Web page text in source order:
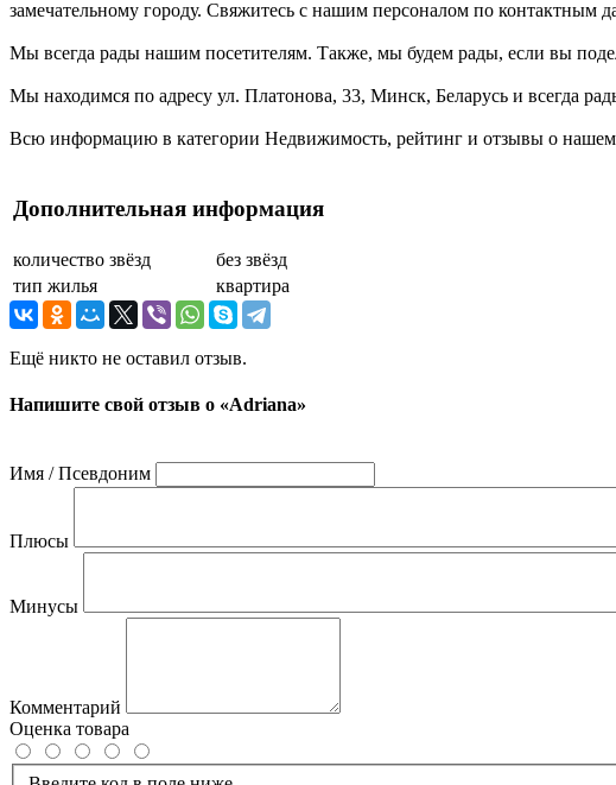
замечательному городу. Свяжитесь с нашим персоналом по контактным
Мы всегда рады нашим посетителям. Также, мы будем рады, если вы
Мы находимся по адресу ул. Платонова, 33, Минск, Беларусь и всегда
Всю информацию в категории Недвижимость, рейтинг и отзывы о
Дополнительная информация
количество звёзд
без звёзд
тип жилья
квартира
Ещё никто не оставил отзыв.
Напишите свой отзыв о «Adriana»
Имя / Псевдоним
Плюсы
Минусы
Комментарий
Оценка товара